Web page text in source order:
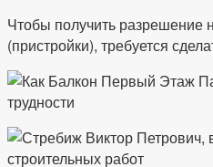
Чтобы получить разрешение
(пристройки), требуется